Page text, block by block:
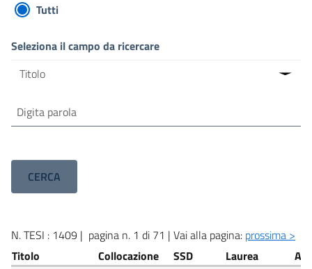
Tutti
Seleziona il campo da ricercare
N. TESI : 1409 | pagina n. 1 di 71 | Vai alla pagina: prossima >
Titolo
Collocazione SSD Laurea